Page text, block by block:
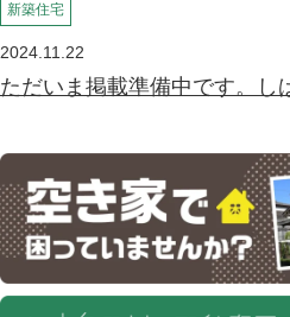
新築住宅
2024.11.22
ただいま掲載準備中です。し